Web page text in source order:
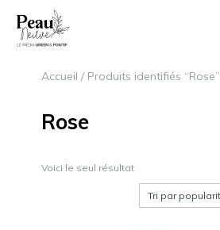
Accueil / Produits identifiés “Rose”
Rose
Voici le seul résultat